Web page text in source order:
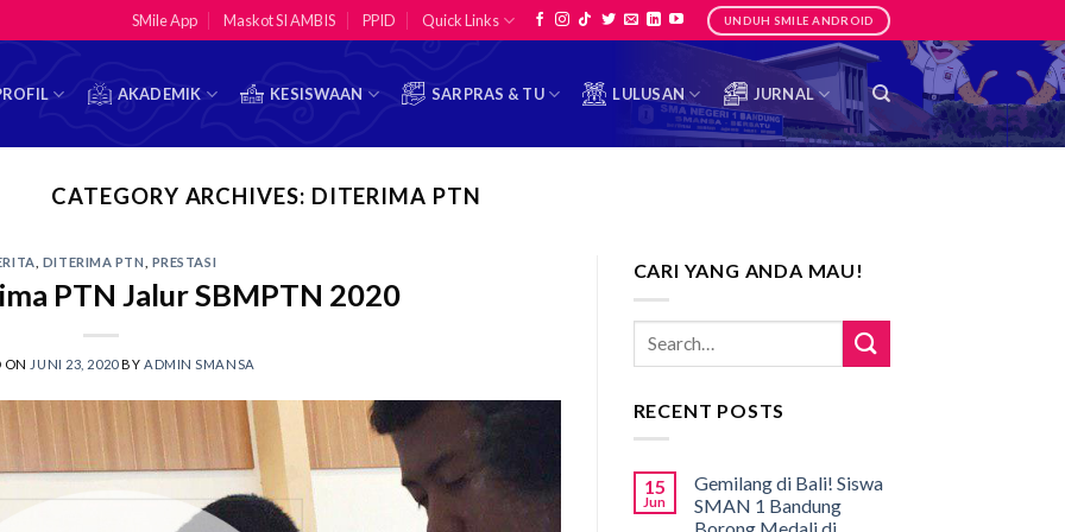
SMile App Maskot SI AMBIS PPID Quick Links UNDUH SMILE ANDROID
AKADEMIK KESISWAAN SARPRAS & TU LULUSAN JURNAL
CATEGORY ARCHIVES: DITERIMA PTN
DITERIMA PTN PRESTASI
PTN Jalur SBMPTN 2020
ON JUNI 23, 2020BY ADMIN SMANSA
CARI YANG ANDA MAU!
RECENT POSTS
15
Jun
Gemilang di Bali! Siswa
SMAN 1 Bandung